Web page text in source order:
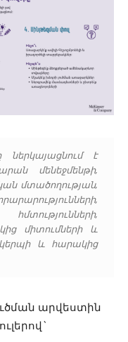
է
մենեջմենթի,
մտածողության,
միտումների և
և հարակից
արվեստին